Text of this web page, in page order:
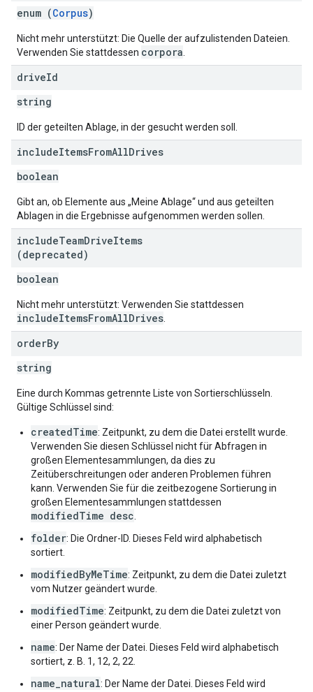
enum (Corpus)
Nicht mehr unterstützt: Die Quelle der aufzulistenden Dateien.
Verwenden Sie stattdessen corpora
driveId
string
ID der geteilten Ablage, in der gesucht werden soll.
includeItemsFromAllDrives
boolean
Gibt an, ob Elemente aus „Meine Ablage“ und aus geteilten
Ablagen in die Ergebnisse aufgenommen werden sollen.
includeTeamDriveItems
(deprecated)
boolean
Nicht mehr unterstützt: Verwenden Sie stattdessen
includeItemsFromAllDrives
orderBy
string
Eine durch Kommas getrennte Liste von Sortierschlüsseln.
Gültige Schlüssel sind:
createdTime: Zeitpunkt, zu dem die Datei erstellt wurde.
Verwenden Sie diesen Schlüssel nicht für Abfragen in
großen Elementesammlungen, da dies zu
Zeitüberschreitungen oder anderen Problemen führen
kann. Verwenden Sie für die zeitbezogene Sortierung in
großen Elementesammlungen stattdessen
modifiedTime desc
folder: Die Ordner-ID. Dieses Feld wird alphabetisch
sortiert.
modifiedByMeTime: Zeitpunkt, zu dem die Datei zuletzt
vom Nutzer geändert wurde.
modifiedTime: Zeitpunkt, zu dem die Datei zuletzt von
einer Person geändert wurde.
name: Der Name der Datei. Dieses Feld wird alphabetisch
sortiert, z. B. 1, 12, 2, 22.
name_natural: Der Name der Datei. Dieses Feld wird